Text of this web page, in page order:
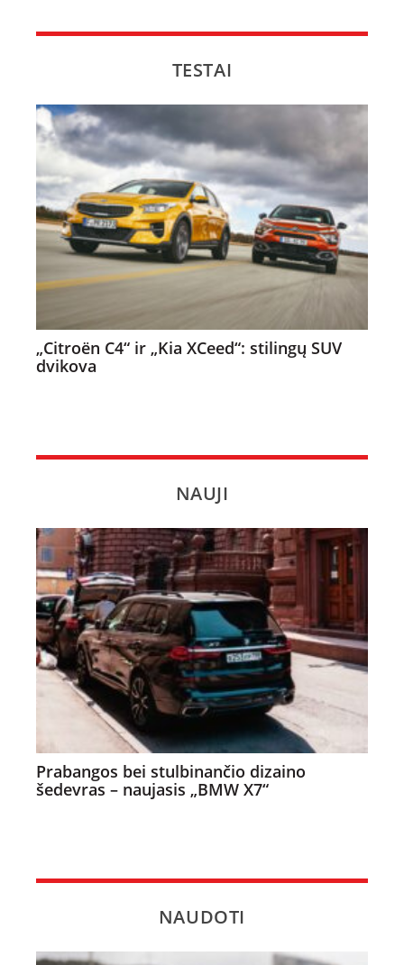
TESTAI
„Citroën C4“ ir „Kia XCeed“: stilingų SUV
dvikova
NAUJI
Prabangos bei stulbinančio dizaino
šedevras – naujasis „BMW X7“
NAUDOTI